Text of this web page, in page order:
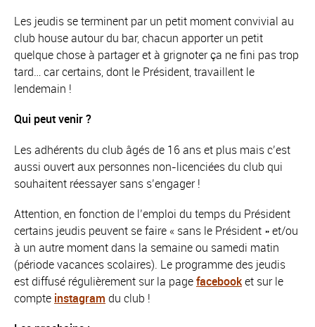
Les jeudis se terminent par un petit moment convivial au
club house autour du bar, chacun apporter un petit
quelque chose à partager et à grignoter ça ne fini pas trop
tard… car certains, dont le Président, travaillent le
lendemain !
Qui peut venir ?
Les adhérents du club âgés de 16 ans et plus mais c’est
aussi ouvert aux personnes non-licenciées du club qui
souhaitent réessayer sans s’engager !
Attention, en fonction de l’emploi du temps du Président
certains jeudis peuvent se faire « sans le Président » et/ou
à un autre moment dans la semaine ou samedi matin
(période vacances scolaires). Le programme des jeudis
est diffusé régulièrement sur la pagefacebooket sur le
compte instagram du club !